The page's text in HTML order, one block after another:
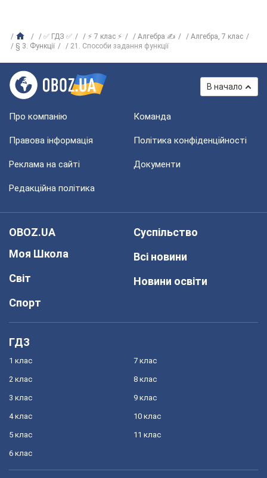
✅ ГДЗ ✅ ⚡ 7 клас ⚡ Алгебра ✍
Алгебра, 7 клас
§ 3. Функції
21. Способи задання функції
В начало
Про компанію Команда
Правова інформація Політика конфіденційності
Реклама на сайті Документи
Редакційна політика
OBOZ.UA
Моя Школа
Світ
Спорт
Суспільство
Всі новини
Новини освіти
ГДЗ
1 клас
2 клас
3 клас
4 клас
5 клас
6 клас
7 клас
8 клас
9 клас
10 клас
11 клас